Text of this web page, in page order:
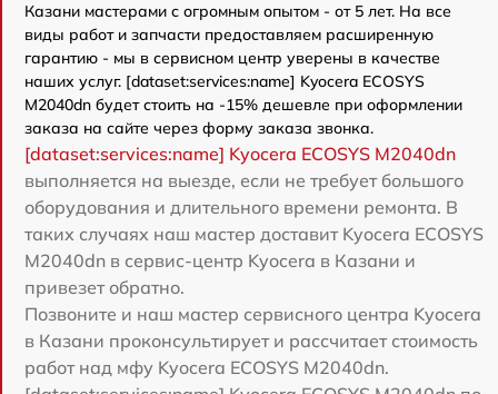
Казани мастерами с огромным опытом - от 5 лет. На все
виды работ и запчасти предоставляем расширенную
гарантию - мы в сервисном центр уверены в качестве
наших услуг. [dataset:services:name] Kyocera ECOSYS
M2040dn будет стоить на -15% дешевле при оформлении
заказа на сайте через форму заказа звонка.
[dataset:services:name] Kyocera ECOSYS M2040dn
выполняется на выезде, если не требует большого
оборудования и длительного времени ремонта. В
таких случаях наш мастер доставит Kyocera ECOSYS
M2040dn в сервис-центр Kyocera в Казани и
привезет обратно.
Позвоните и наш мастер сервисного центра Kyocera
в Казани проконсультирует и рассчитает стоимость
работ над мфу Kyocera ECOSYS M2040dn.